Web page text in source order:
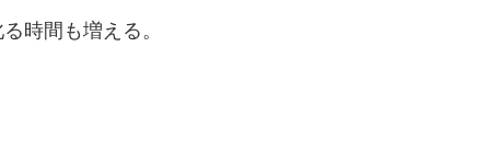
時間も増える。